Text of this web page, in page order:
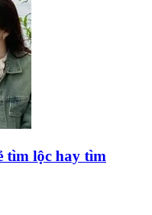
tìm lộc hay tìm